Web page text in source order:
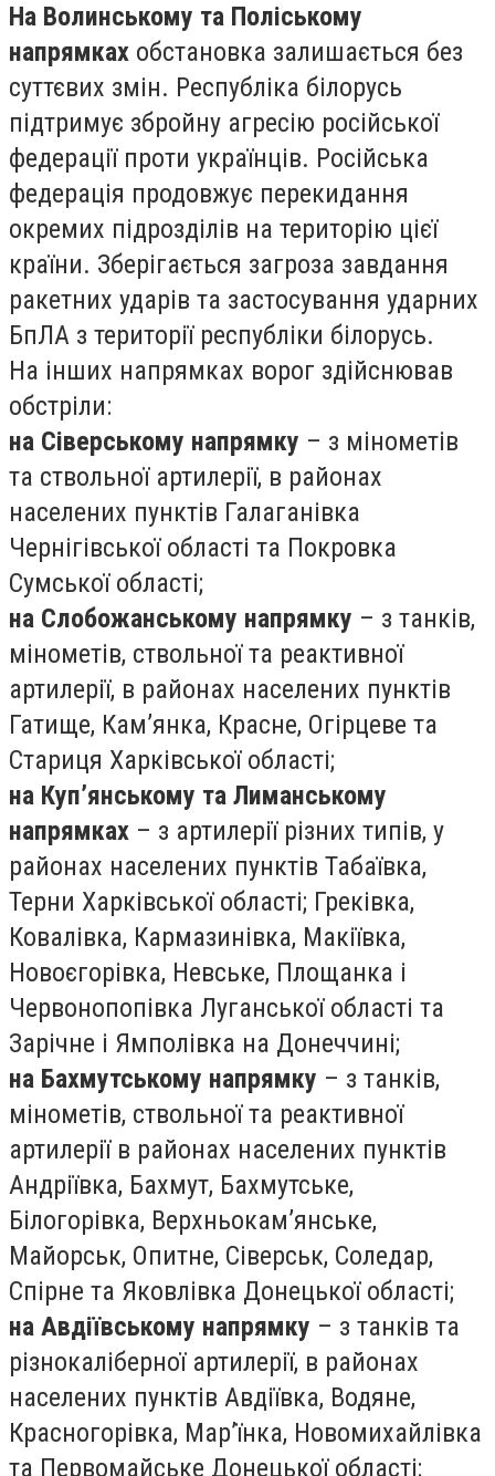
На Волинському та Поліському
напрямках обстановка залишається без
суттєвих змін. Республіка білорусь
підтримує збройну агресію російської
федерації проти українців. Російська
федерація продовжує перекидання
окремих підрозділів на територію цієї
країни. Зберігається загроза завдання
ракетних ударів та застосування ударних
БпЛА з території республіки білорусь.
На інших напрямках ворог здійснював
обстріли:
на Сіверському напрямку – з мінометів
та ствольної артилерії, в районах
населених пунктів Галаганівка
Чернігівської області та Покровка
Сумської області;
на Слобожанському напрямку – з танків,
мінометів, ствольної та реактивної
артилерії, в районах населених пунктів
Гатище, Кам’янка, Красне, Огірцеве та
Стариця Харківської області;
на Куп’янському та Лиманському
напрямках – з артилерії різних типів, у
районах населених пунктів Табаївка,
Терни Харківської області; Греківка,
Ковалівка, Кармазинівка, Макіївка,
Новоєгорівка, Невське, Площанка і
Червонопопівка Луганської області та
Зарічне і Ямполівка на Донеччині;
на Бахмутському напрямку – з танків,
мінометів, ствольної та реактивної
артилерії в районах населених пунктів
Андріївка, Бахмут, Бахмутське,
Білогорівка, Верхньокам’янське,
Майорськ, Опитне, Сіверськ, Соледар,
Спірне та Яковлівка Донецької області;
на Авдіївському напрямку – з танків та
різнокаліберної артилерії, в районах
населених пунктів Авдіївка, Водяне,
Красногорівка, Мар’їнка, Новомихайлівка
та Первомайське Донецької області;